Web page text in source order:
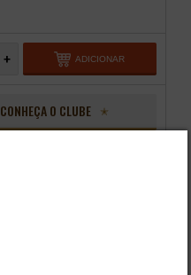
+ ADICIONAR
CONHEÇA O CLUBE